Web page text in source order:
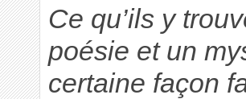
Ce qu’ils y
poésie et un
certaine façon